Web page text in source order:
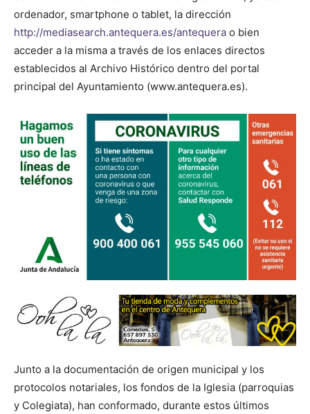
ordenador, smartphone o tablet, la dirección
http://mediasearch.antequera.es/antequera o bien
acceder a la misma a través de los enlaces directos
establecidos al Archivo Histórico dentro del portal
principal del Ayuntamiento (www.antequera.es).
Junto a la documentación de origen municipal y los
protocolos notariales, los fondos de la Iglesia (parroquias
y Colegiata), han conformado, durante estos últimos